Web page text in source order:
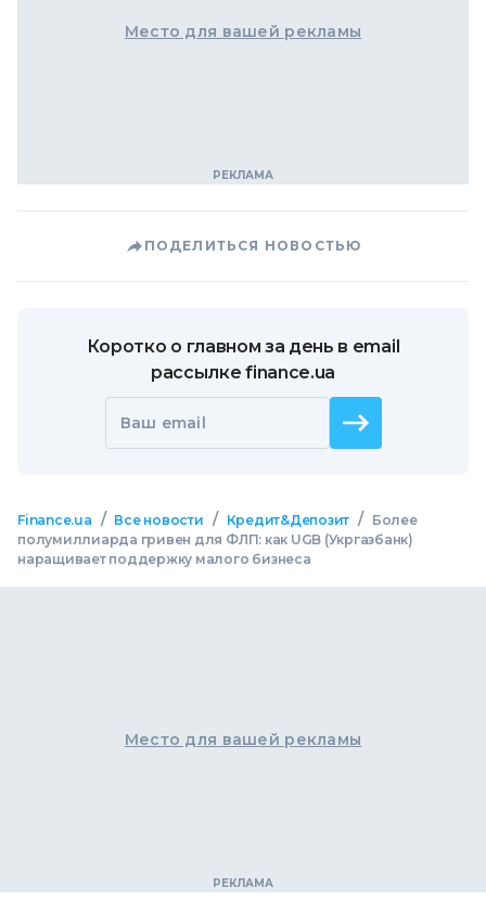
Место для вашей рекламы
ПОДЕЛИТЬСЯ НОВОСТЬЮ
Коротко о главном за день в email
рассылке finance.ua
Ваш email
Finance.ua / Все новости / Кредит&Депозит /
Более
полумиллиарда гривен для ФЛП: как UGB (Укргазбанк)
наращивает поддержку малого бизнеса
Место для вашей рекламы